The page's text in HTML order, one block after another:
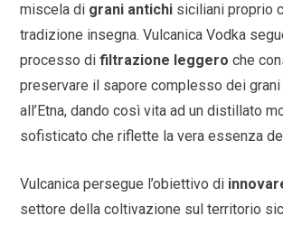
miscela di grani antichi siciliani proprio
tradizione insegna. Vulcanica Vodka
processo difiltrazione leggero che
preservare il sapore complesso dei
all’Etna, dando così vita ad un distillato
sofisticato che riflette la vera essenza
Vulcanica persegue l’obiettivo di
settore della coltivazione sul territorio